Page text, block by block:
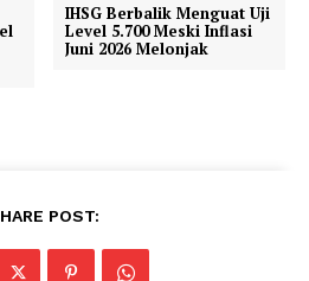
IHSG Berbalik Menguat Uji
Level 5.700 Meski Inflasi
Juni 2026 Melonjak
POST: